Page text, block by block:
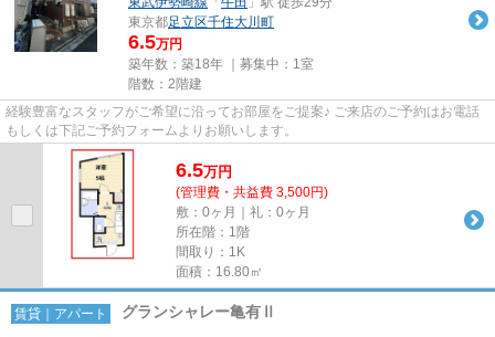
東京都足立区千住大川町
6.5万円
築年数：築18年 ｜募集中： 1室
階数：2階建
経験豊富なスタッフがご希望に沿ってお部屋をご提案♪ ご来店のご予約はお電話
もしくは下記ご予約フォームよりお願いします。
6.5万円
(管理費・共益費 3,500円)
敷：0ヶ月｜礼：0ヶ月
所在階：1階
間取り：1K
面積：16.80㎡
賃貸｜アパート グランシャレー亀有Ⅱ